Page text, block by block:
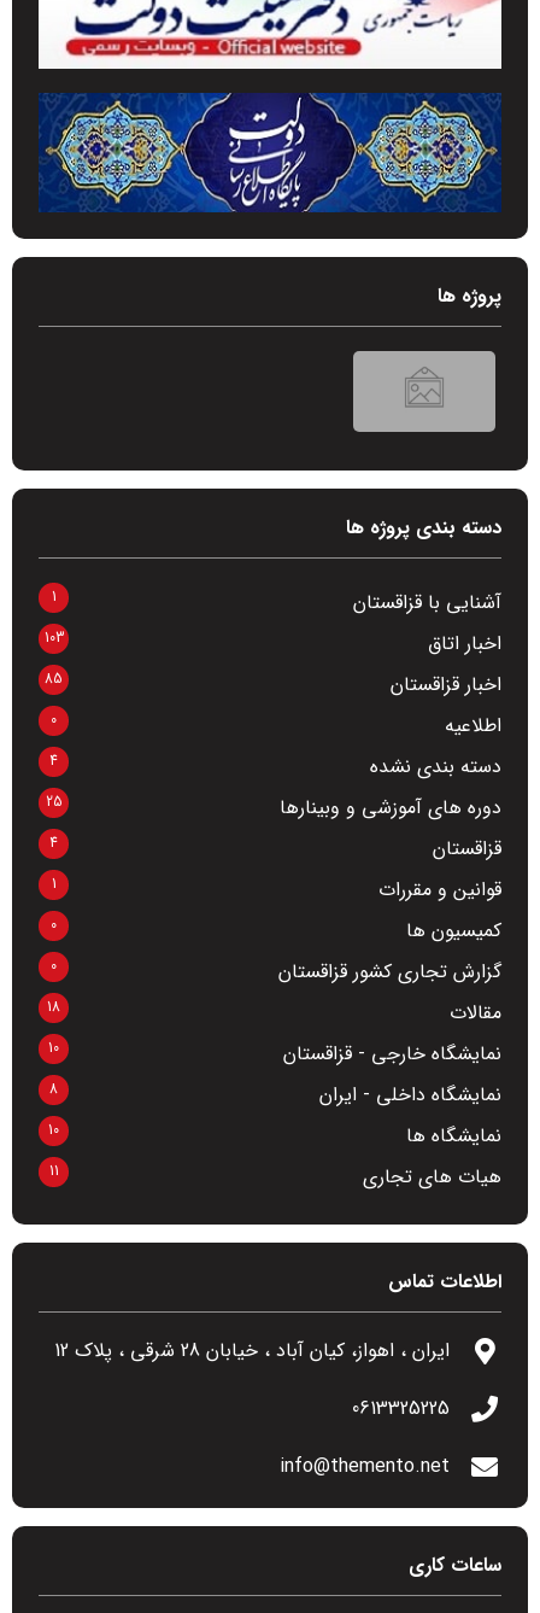
پروژه ها
دسته بندی پروژه ها
آشنایی با قزاقستان 1
اخبار اتاق 103
اخبار قزاقستان 85
اطلاعیه 0
دسته بندی نشده 4
دوره های آموزشی و وبینارها 25
قزاقستان 4
قوانین و مقررات 1
کمیسیون ها 0
گزارش تجاری کشور قزاقستان 0
مقالات 18
نمایشگاه خارجی - قزاقستان 10
نمایشگاه داخلی - ایران 8
نمایشگاه ها 10
هیات های تجاری 11
اطلاعات تماس
ایران ، اهواز، کیان آباد ، خیابان 28 شرقی ، پلاک 12
0613325225
info@themento.net
ساعات کاری